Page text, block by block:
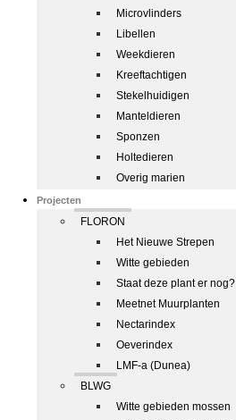
Microvlinders
Libellen
Weekdieren
Kreeftachtigen
Stekelhuidigen
Manteldieren
Sponzen
Holtedieren
Overig marien
Projecten
FLORON
Het Nieuwe Strepen
Witte gebieden
Staat deze plant er nog?
Meetnet Muurplanten
Nectarindex
Oeverindex
LMF-a (Dunea)
BLWG
Witte gebieden mossen